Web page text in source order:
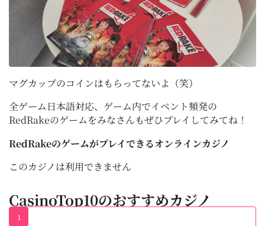
マグカップのコインはもらってないよ（笑）
全ゲーム日本語対応、ゲーム内でイベント頻発の
RedRakeのゲームをみなさんもぜひプレイしてみてね！
RedRakeのゲームがプレイできるオンラインカジノ
このカジノは利用できません
CasinoTop10のおすすめカジノ
1